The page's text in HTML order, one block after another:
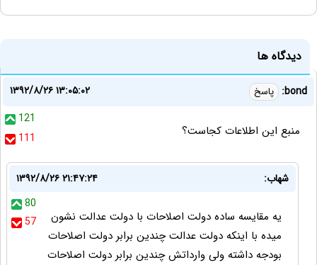
دیدگاه ها
bond: پاسخ
۱۳۹۲/۸/۲۶ ۱۳:۰۵:۰۲
121
111
منبع این اطلاعات کجاست؟
شهاب:
۱۳۹۲/۸/۲۶ ۲۱:۴۷:۲۴
80
57
یه مقایسه ساده دولت اصلاحات با دولت عدالت نشون
میده با اینکه دولت عدالت چندین برابر دولت اصلاحات
بودجه داشته ولی وارداتش چندین برابر دولت اصلاحات